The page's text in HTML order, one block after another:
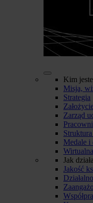
Kim
Misja,
Strategia
Zarząd
Medale i
Jak
Jakość